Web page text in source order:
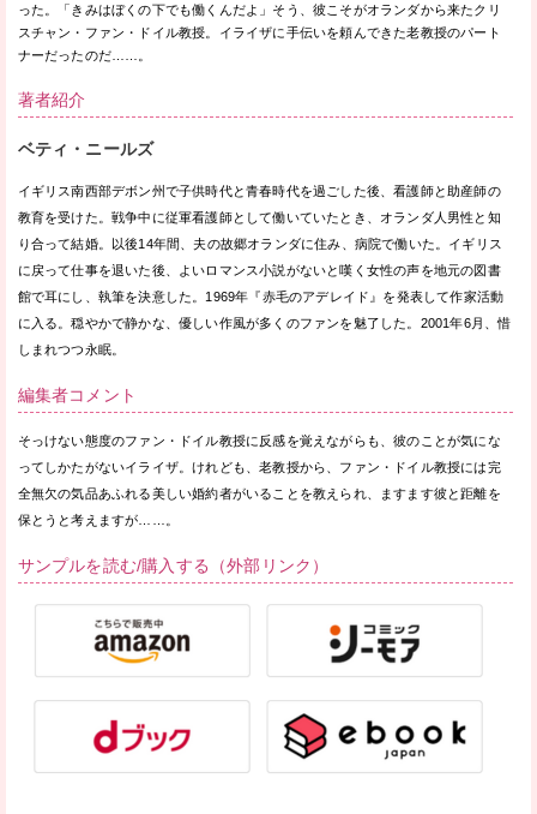
った。「きみはぼくの下でも働くんだよ」そう、彼こそがオランダから来たクリ
スチャン・ファン・ドイル教授。イライザに手伝いを頼んできた老教授のパート
ナーだったのだ……。
著者紹介
ベティ・ニールズ
イギリス南西部デボン州で子供時代と青春時代を過ごした後、看護師と助産師の
教育を受けた。戦争中に従軍看護師として働いていたとき、オランダ人男性と知
り合って結婚。以後14年間、夫の故郷オランダに住み、病院で働いた。イギリス
に戻って仕事を退いた後、よいロマンス小説がないと嘆く女性の声を地元の図書
館で耳にし、執筆を決意した。1969年『赤毛のアデレイド』を発表して作家活動
に入る。穏やかで静かな、優しい作風が多くのファンを魅了した。2001年6月、惜
しまれつつ永眠。
編集者コメント
そっけない態度のファン・ドイル教授に反感を覚えながらも、彼のことが気にな
ってしかたがないイライザ。けれども、老教授から、ファン・ドイル教授には完
全無欠の気品あふれる美しい婚約者がいることを教えられ、ますます彼と距離を
保とうと考えますが……。
サンプルを読む/購入する（外部リンク）